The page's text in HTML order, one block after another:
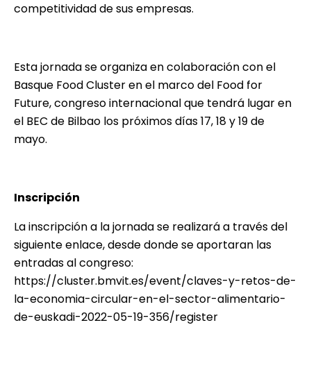
competitividad de sus empresas.
Esta jornada se organiza en colaboración con el
Basque Food Cluster en el marco del Food for
Future, congreso internacional que tendrá lugar en
el BEC de Bilbao los próximos días 17, 18 y 19 de
mayo.
Inscripción
La inscripción a la jornada se realizará a través del
siguiente enlace, desde donde se aportaran las
entradas al congreso:
https://cluster.bmvit.es/event/claves-y-retos-de-
la-economia-circular-en-el-sector-alimentario-
de-euskadi-2022-05-19-356/register